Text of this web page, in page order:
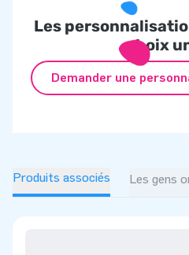
Les
choix
Demander une
Produits associés Les gens